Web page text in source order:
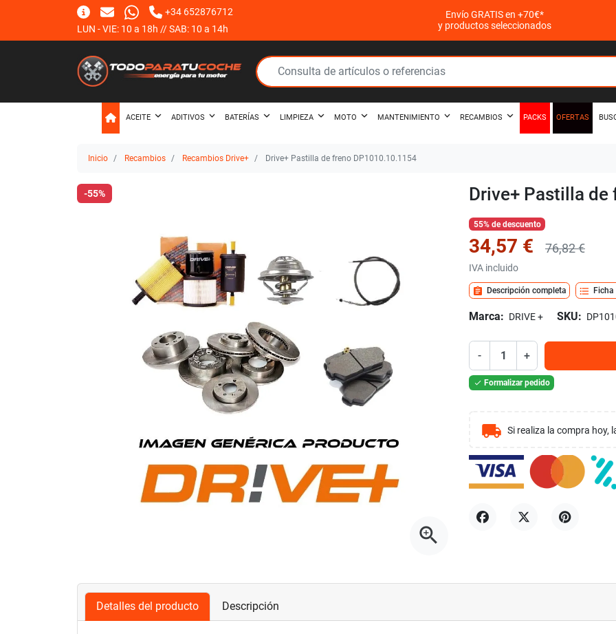
+34 652876712
LUN - VIE: 10 a 18h // SAB: 10 a 14h
Envío GRATIS en +70€*
y productos seleccionados
ACEITE ADITIVOS BATERÍAS LIMPIEZA MOTO MANTENIMIENTO RECAMBIOS PACKS OFERTAS
Inicio Recambios Recambios Drive+ Drive+ Pastilla de freno DP1010.10.1154
-55%
zoom_in
Drive+ Pastilla
55% de descuento
34,57 € 76,82 €
IVA incluido
assignment Descripción completa format_list_bulleted Ficha
Marca: DRIVE + SKU:
- +
 Formalizar pedido
local_shipping Si realiza la compra hoy,
Detalles del producto Descripción